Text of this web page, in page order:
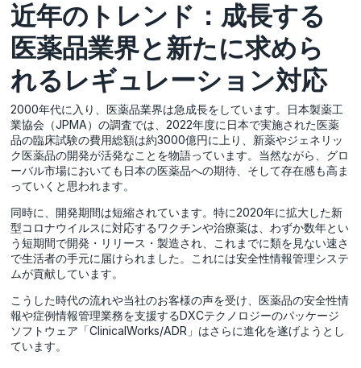
近年のトレンド：成長する
医薬品業界と新たに求めら
れるレギュレーション対応
2000年代に入り、医薬品業界は急成長をしています。日本製薬工
業協会（JPMA）の調査では、2022年度に日本で実施された医薬
品の臨床試験の費用総額は約3000億円に上り、新薬やジェネリッ
ク医薬品の開発が活発なことを物語っています。当然ながら、グロ
ーバル市場においても日本の医薬品への期待、そして存在感も高ま
っていくと思われます。
同時に、開発期間は短縮されています。特に2020年に拡大した新
型コロナウイルスに対応するワクチンや治療薬は、わずか数年とい
う短期間で開発・リリース・製造され、これまでに類を見ない速さ
で生活者の手元に届けられました。これには安全性情報管理システ
ムが貢献しています。
こうした時代の流れや当社のお客様の声を受け、医薬品の安全性情
報や症例情報管理業務を支援するDXCテクノロジーのパッケージ
ソフトウェア「ClinicalWorks/ADR」はさらに進化を遂げようとし
ています。